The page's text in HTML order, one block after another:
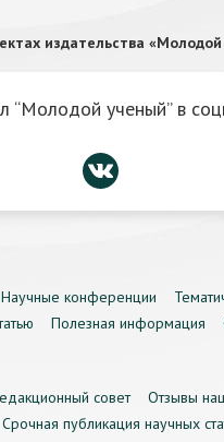
издательства
“Молодой ученый” в
Научные конференции
Полезная информация
совет
Отзывы
Срочная публикация научных